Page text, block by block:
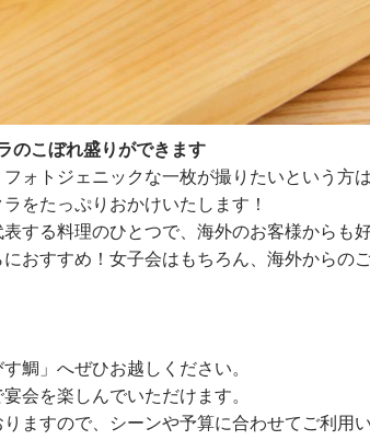
のこぼれ盛りができます
ォトジェニックな一枚が撮りたいという方
をたっぷりおかけいたします！
する料理のひとつで、海外のお客様からも
おすすめ！女子会はもちろん、海外からの
鯛」へぜひお越しください。
会を楽しんでいただけます。
ますので、シーンや予算に合わせてご利用い